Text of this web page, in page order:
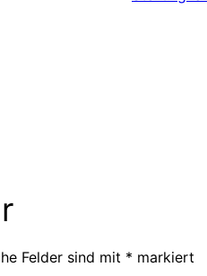
Felder sind mit * markiert